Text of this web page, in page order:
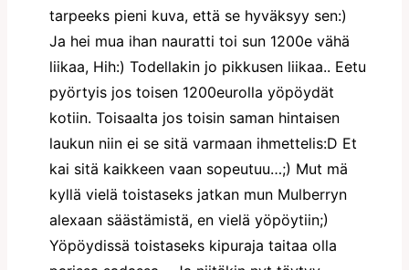
tarpeeks pieni kuva, että se hyväksyy sen:)
Ja hei mua ihan nauratti toi sun 1200e vähä
liikaa, Hih:) Todellakin jo pikkusen liikaa.. Eetu
pyörtyis jos toisen 1200eurolla yöpöydät
kotiin. Toisaalta jos toisin saman hintaisen
laukun niin ei se sitä varmaan ihmettelis:D Et
kai sitä kaikkeen vaan sopeutuu…;) Mut mä
kyllä vielä toistaseks jatkan mun Mulberryn
alexaan säästämistä, en vielä yöpöytiin;)
Yöpöydissä toistaseks kipuraja taitaa olla